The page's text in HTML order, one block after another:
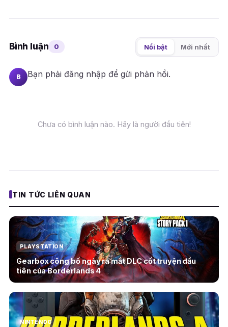
Bình luận 0 Nổi bật Mới nhất
B Bạn phải đăng nhập để gửi phản hồi.
Chưa có bình luận nào. Hãy là người đầu tiên!
TIN TỨC LIÊN QUAN
PLAYSTATION
Gearbox công bố ngày ra mắt DLC cốt truyện đầu
tiên của Borderlands 4
NINTENDO